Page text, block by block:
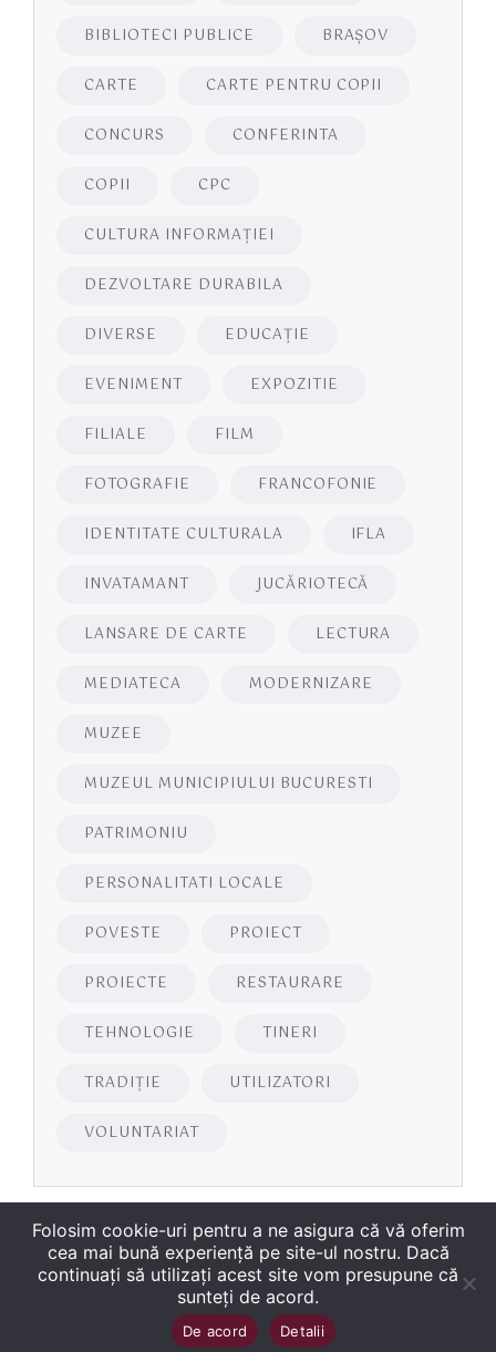
BIBLIOTECI PUBLICE BRAŞOV
CARTE CARTE PENTRU COPII
CONCURS CONFERINTA
COPII CPC
CULTURA INFORMAŢIEI
DEZVOLTARE DURABILA
DIVERSE EDUCAŢIE
EVENIMENT EXPOZITIE
FILIALE FILM
FOTOGRAFIE FRANCOFONIE
IDENTITATE CULTURALA IFLA
INVATAMANT JUCĂRIOTECĂ
LANSARE DE CARTE LECTURA
MEDIATECA MODERNIZARE
MUZEE
MUZEUL MUNICIPIULUI BUCURESTI
PATRIMONIU
PERSONALITATI LOCALE
POVESTE PROIECT
PROIECTE RESTAURARE
TEHNOLOGIE TINERI
TRADIȚIE UTILIZATORI
VOLUNTARIAT
2026Biblioteca Județeană
Folosim cookie-uri pentru a ne asigura că vă oferim
cea mai bună experiență pe site-ul nostru. Dacă
continuați să utilizați acest site vom presupune că
sunteți de acord.
De acord Detalii